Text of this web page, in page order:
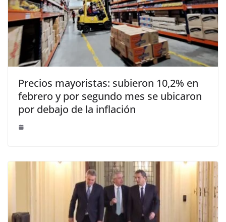
Precios mayoristas: subieron 10,2% en
febrero y por segundo mes se ubicaron
por debajo de la inflación